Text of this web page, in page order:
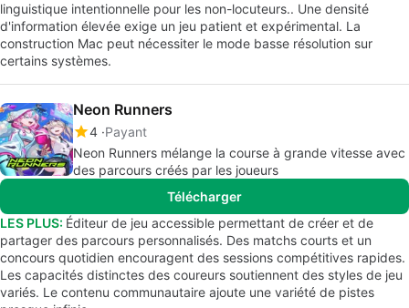
linguistique intentionnelle pour les non-locuteurs.. Une densité
d'information élevée exige un jeu patient et expérimental. La
construction Mac peut nécessiter le mode basse résolution sur
certains systèmes.
Neon Runners
4 Payant
Neon Runners mélange la course à grande vitesse avec
des parcours créés par les joueurs
Télécharger
LES PLUS: Éditeur de jeu accessible permettant de créer et de
partager des parcours personnalisés. Des matchs courts et un
concours quotidien encouragent des sessions compétitives rapides.
Les capacités distinctes des coureurs soutiennent des styles de jeu
variés. Le contenu communautaire ajoute une variété de pistes